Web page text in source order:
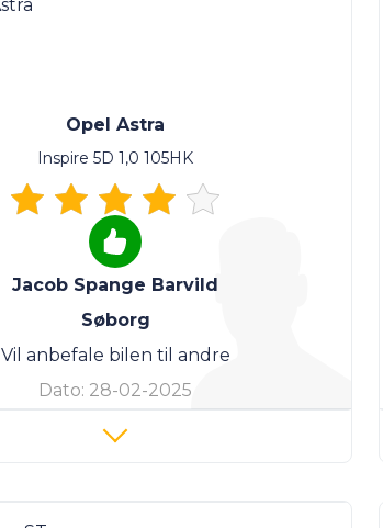
Opel Astra
Inspire 5D 1,0 105HK
Jacob Spange Barvild
Søborg
Vil anbefale bilen til andre
Dato: 28-02-2025